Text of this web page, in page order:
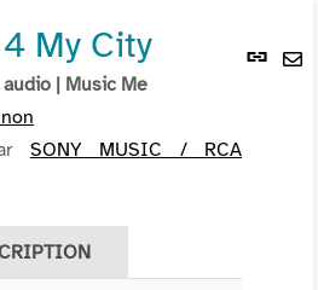
Lien
My City
| Music Me
SONY MUSIC / RCA